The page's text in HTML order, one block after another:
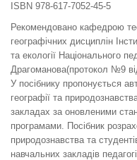
ISBN 978-617-7052-45-5
Рекомендовано кафедрою
географічних дисциплін
та екології Національного
Драгоманова(протокол №9
У посібнику пропонується
географії та
закладах за оновленими
програмами. Посібник
природознавства та
навчальних закладів